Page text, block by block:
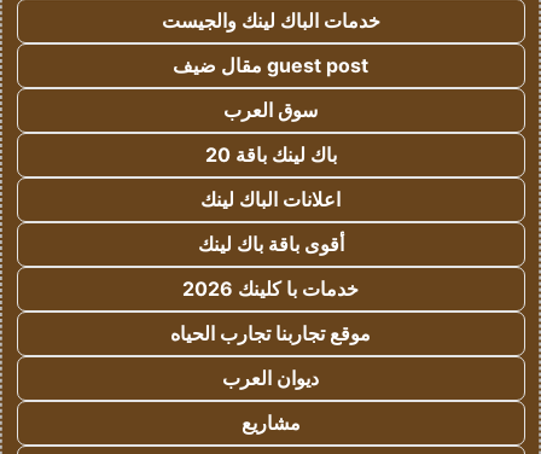
خدمات الباك لينك والجيست
guest post مقال ضيف
سوق العرب
باك لينك باقة 20
اعلانات الباك لينك
أقوى باقة باك لينك
خدمات با كلينك 2026
موقع تجاربنا تجارب الحياه
ديوان العرب
مشاريع